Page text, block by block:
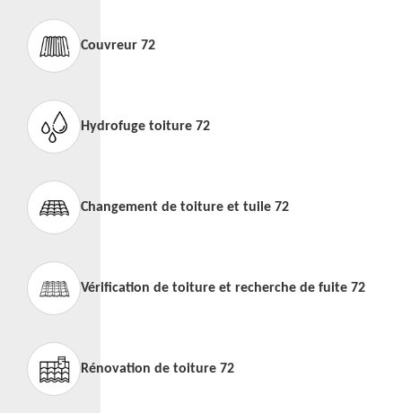
Couvreur 72
Hydrofuge toiture 72
Changement de toiture et tuile 72
Vérification de toiture et recherche de fuite 72
Rénovation de toiture 72